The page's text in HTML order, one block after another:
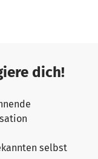
uns auf euren
dich!
selbst